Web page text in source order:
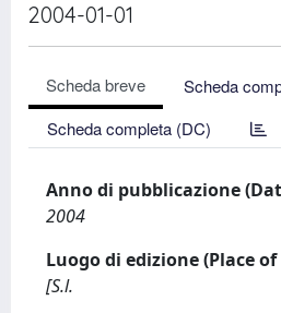
2004-01-01
Scheda breve
Scheda
Scheda completa (DC)
Anno di pubblicazione
2004
Luogo di edizione (Place
[S.l.